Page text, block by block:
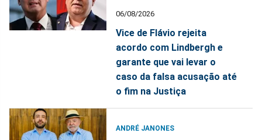
06/08/2026
Vice de Flávio rejeita
acordo com Lindbergh e
garante que vai levar o
caso da falsa acusação até
o fim na Justiça
ANDRÉ JANONES